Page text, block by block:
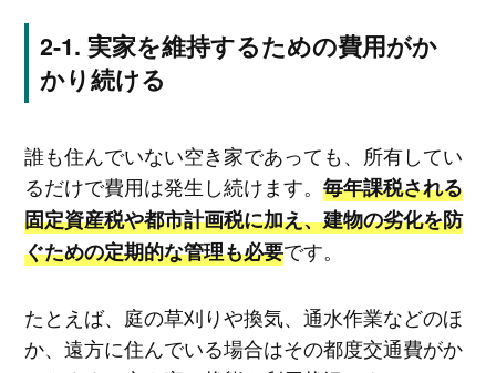
実家を維持するための費用がか
かり続ける
誰も住んでいない空き家であっても、所有してい
るだけで費用は発生し続けます。 毎年課税される
固定資産税や都市計画税に加え、建物の劣化を防
ぐための定期的な管理も必要です。
たとえば、庭の草刈りや換気、通水作業などのほ
か、遠方に住んでいる場合はその都度交通費がか